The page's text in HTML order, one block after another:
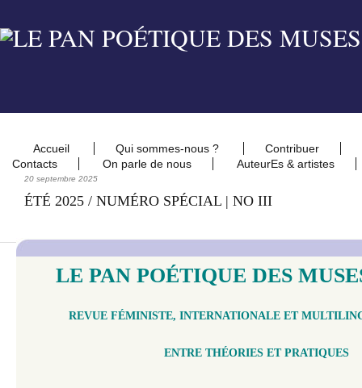
Accueil Qui sommes-nous ?
Contribuer
Contacts
On parle de nous AuteurEs & artistes
20 septembre 2025
ÉTÉ 2025 / NUMÉRO SPÉCIAL | NO III
LE PAN POÉTIQUE DES
REVUE FÉMINISTE, INTERNATIONALE ET
ENTRE THÉORIES ET PRATIQUES